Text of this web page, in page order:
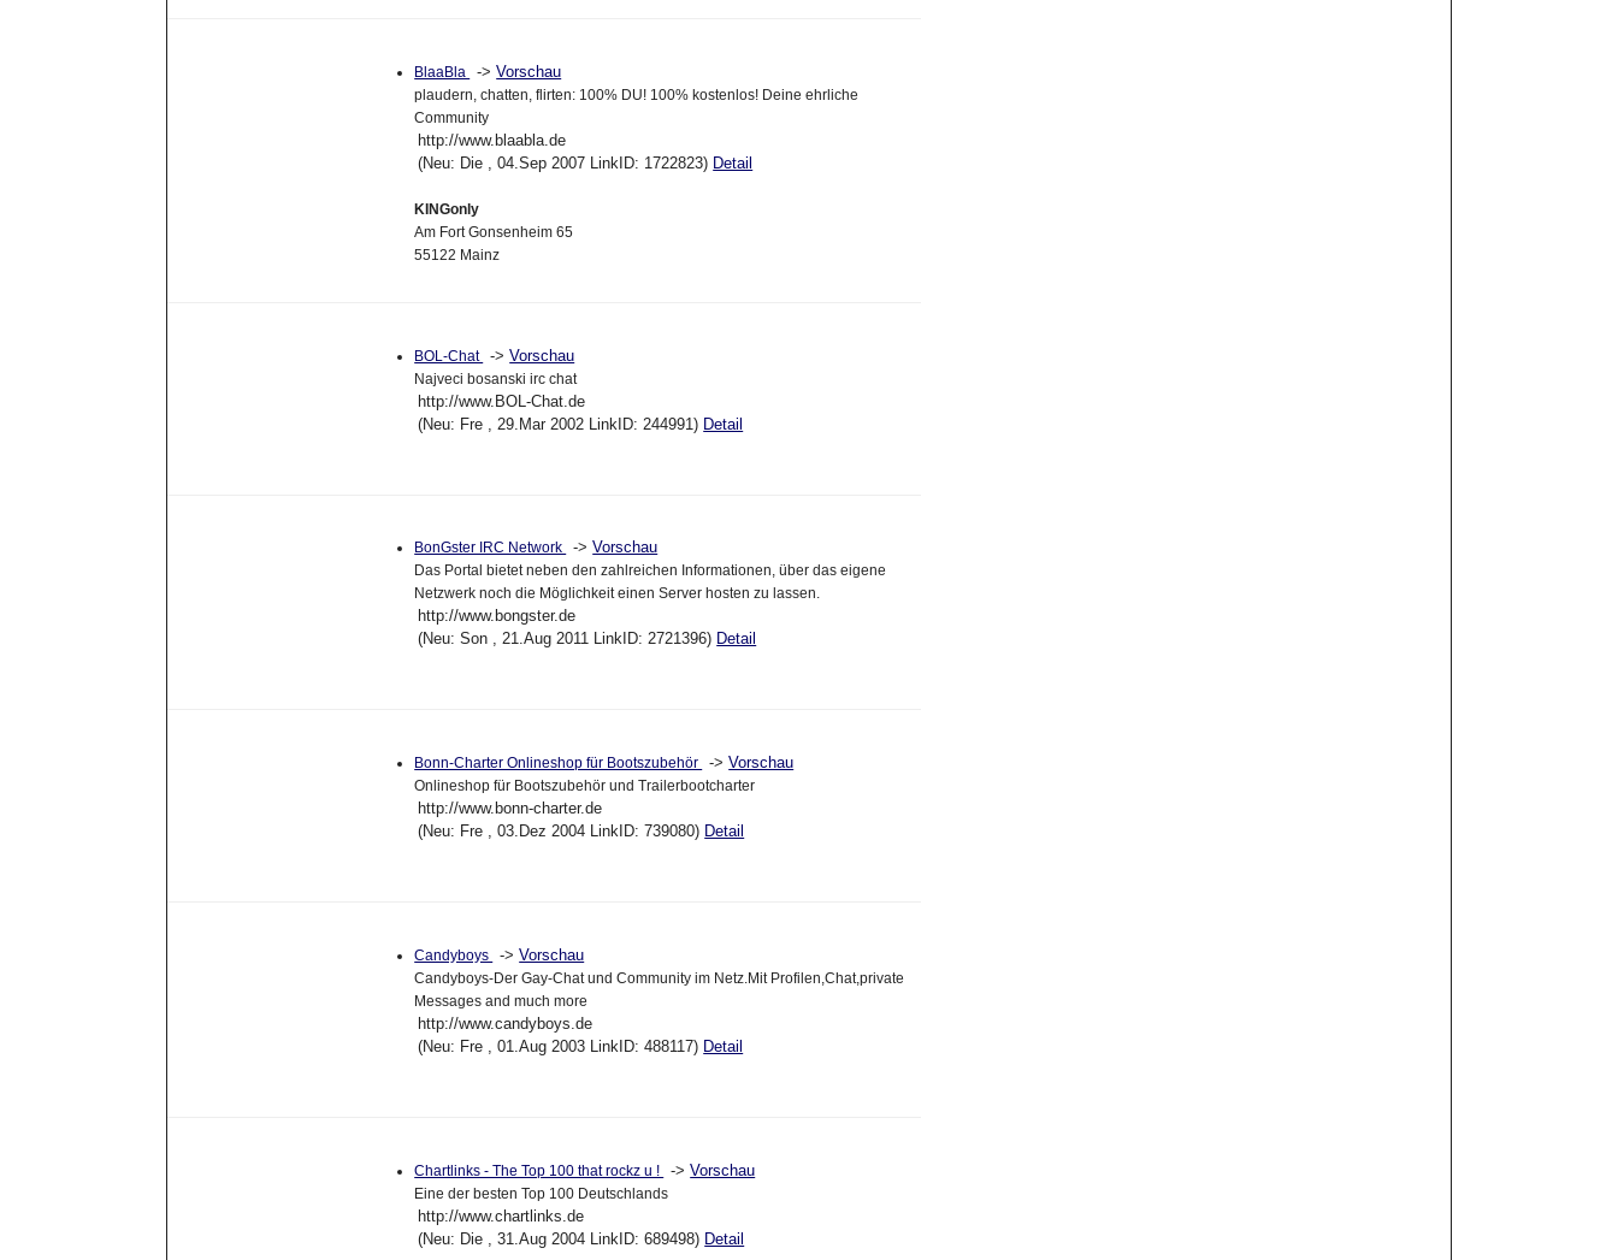
BlaaBla ->Vorschau
plaudern, chatten, flirten: 100% DU! 100% kostenlos! Deine ehrliche
Community
http://www.blaabla.de
(Neu: Die , 04.Sep 2007 LinkID: 1722823) Detail
KINGonly
Am Fort Gonsenheim 65
55122 Mainz
BOL-Chat ->Vorschau
Najveci bosanski irc chat
http://www.BOL-Chat.de
(Neu: Fre , 29.Mar 2002 LinkID: 244991) Detail
BonGster IRC Network ->Vorschau
Das Portal bietet neben den zahlreichen Informationen, über das eigene
Netzwerk noch die Möglichkeit einen Server hosten zu lassen.
http://www.bongster.de
(Neu: Son , 21.Aug 2011 LinkID: 2721396) Detail
Bonn-Charter Onlineshop für Bootszubehör ->Vorschau
Onlineshop für Bootszubehör und Trailerbootcharter
http://www.bonn-charter.de
(Neu: Fre , 03.Dez 2004 LinkID: 739080) Detail
Candyboys ->Vorschau
Candyboys-Der Gay-Chat und Community im Netz.Mit Profilen,Chat,private
Messages and much more
http://www.candyboys.de
(Neu: Fre , 01.Aug 2003 LinkID: 488117) Detail
Chartlinks - The Top 100 that rockz u ! ->Vorschau
Eine der besten Top 100 Deutschlands
http://www.chartlinks.de
(Neu: Die , 31.Aug 2004 LinkID: 689498) Detail